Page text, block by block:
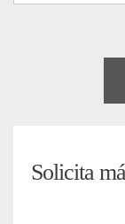
Solicita